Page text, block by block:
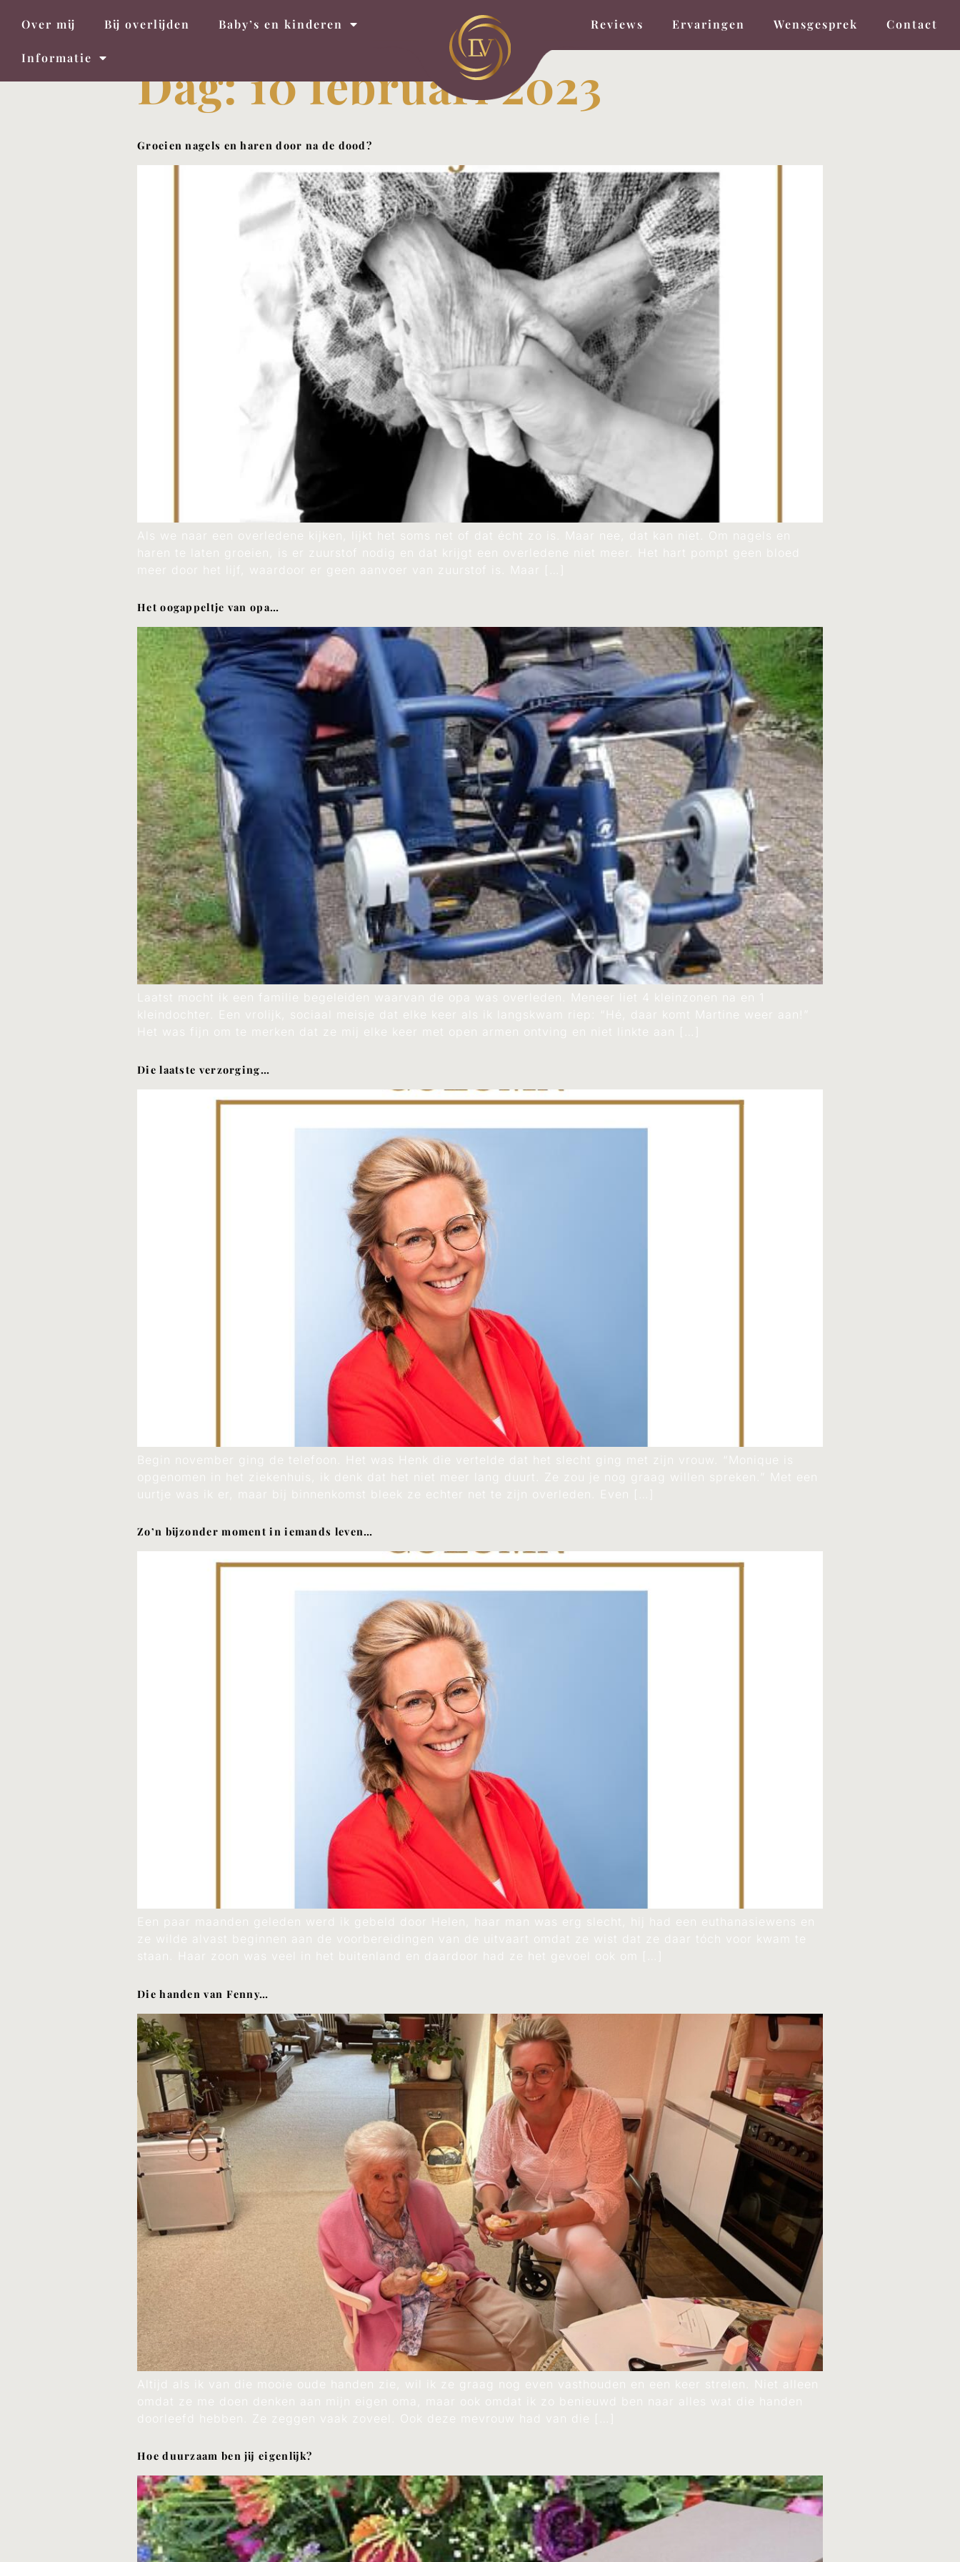
Over mij Bij overlijden Baby’s en kinderen
Informatie
Reviews Ervaringen Wensgesprek Contact
Dag:10 februari 2023
Groeien nagels en haren door na de dood?
Als we naar een overledene kijken, lijkt het soms net of dat écht zo is. Maar nee, dat kan niet. Om nagels en
haren te laten groeien, is er zuurstof nodig en dat krijgt een overledene niet meer. Het hart pompt geen bloed
meer door het lijf, waardoor er geen aanvoer van zuurstof is. Maar […]
Het oogappeltje van opa…
Laatst mocht ik een familie begeleiden waarvan de opa was overleden. Meneer liet 4 kleinzonen na en 1
kleindochter. Een vrolijk, sociaal meisje dat elke keer als ik langskwam riep: “Hé, daar komt Martine weer aan!”
Het was fijn om te merken dat ze mij elke keer met open armen ontving en niet linkte aan […]
Die laatste verzorging…
Begin november ging de telefoon. Het was Henk die vertelde dat het slecht ging met zijn vrouw. “Monique is
opgenomen in het ziekenhuis, ik denk dat het niet meer lang duurt. Ze zou je nog graag willen spreken.” Met een
uurtje was ik er, maar bij binnenkomst bleek ze echter net te zijn overleden. Even […]
Zo’n bijzonder moment in iemands leven…
Een paar maanden geleden werd ik gebeld door Helen, haar man was erg slecht, hij had een euthanasiewens en
ze wilde alvast beginnen aan de voorbereidingen van de uitvaart omdat ze wist dat ze daar tóch voor kwam te
staan. Haar zoon was veel in het buitenland en daardoor had ze het gevoel ook om […]
Die handen van Fenny…
Altijd als ik van die mooie oude handen zie, wil ik ze graag nog even vasthouden en een keer strelen. Niet alleen
omdat ze me doen denken aan mijn eigen oma, maar ook omdat ik zo benieuwd ben naar alles wat die handen
doorleefd hebben. Ze zeggen vaak zoveel. Ook deze mevrouw had van die […]
Hoe duurzaam ben jij eigenlijk?